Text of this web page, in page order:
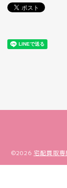
©2026 宅配買取専